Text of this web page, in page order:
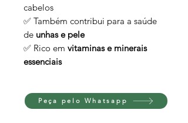
cabelos
✅ Também contribui para a saúde
de unhas e pele
✅ Rico em vitaminas e minerais
essenciais
Peça pelo Whatsapp